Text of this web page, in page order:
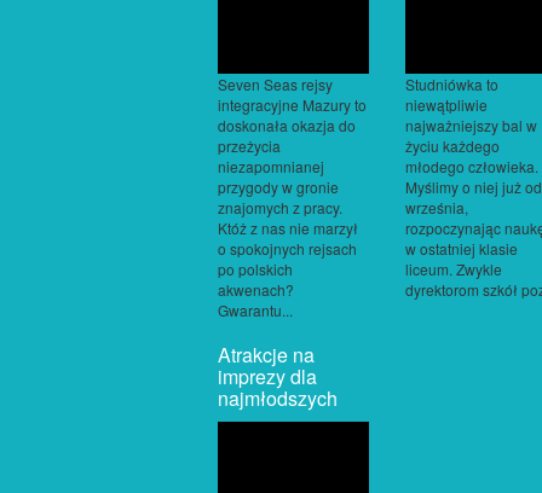
Seven Seas rejsy
integracyjne Mazury to
doskonała okazja do
przeżycia
niezapomnianej
przygody w gronie
znajomych z pracy.
Któż z nas nie marzył
o spokojnych rejsach
po polskich
akwenach?
Gwarantu...
Studniówka to
niewątpliwie
najważniejszy bal w
życiu każdego
młodego człowieka.
Myślimy o niej już od
września,
rozpoczynając
w ostatniej klasie
liceum. Zwykle
dyrektorom szkół
Atrakcje na
imprezy dla
najmłodszych